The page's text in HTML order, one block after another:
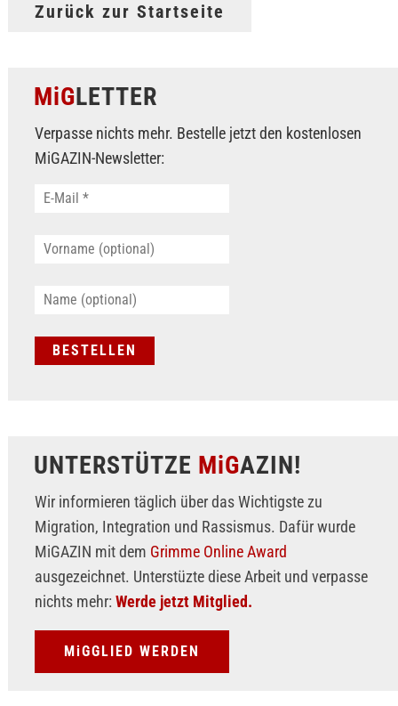
Zurück zur Startseite
MiGLETTER
Verpasse nichts mehr. Bestelle jetzt den kostenlosen
MiGAZIN-Newsletter:
UNTERSTÜTZE MiGAZIN!
Wir informieren täglich über das Wichtigste zu
Migration, Integration und Rassismus. Dafür wurde
MiGAZIN mit dem Grimme Online Award
ausgezeichnet. Unterstüzte diese Arbeit und verpasse
nichts mehr: Werde jetzt Mitglied.
MiGGLIED WERDEN